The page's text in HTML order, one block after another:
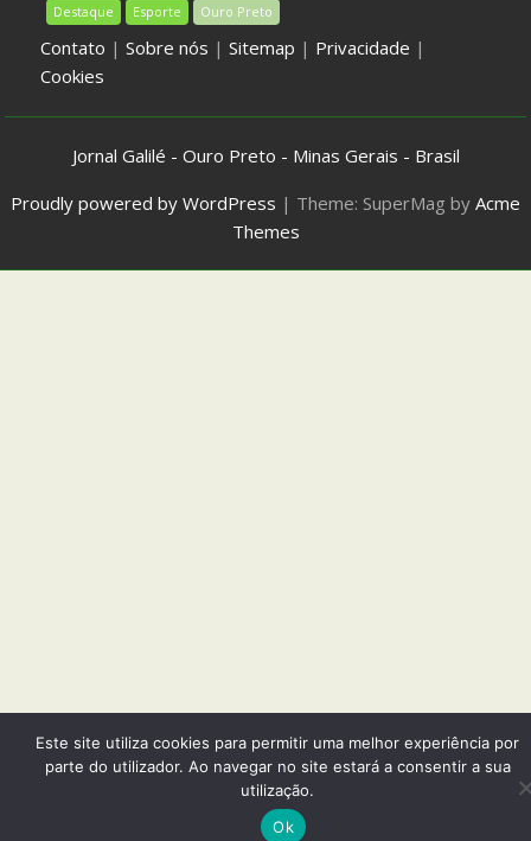
Destaque Esporte Ouro Preto
Contato |Sobre nós |Sitemap | Privacidade |
Cookies
Jornal Galilé - Ouro Preto - Minas Gerais - Brasil
Proudly powered by WordPress | Theme: SuperMag by Acme
Themes
Este site utiliza cookies para permitir uma melhor experiência por
parte do utilizador. Ao navegar no site estará a consentir a sua
utilização.
Ok